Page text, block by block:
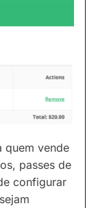
quem vende
passes de
configurar